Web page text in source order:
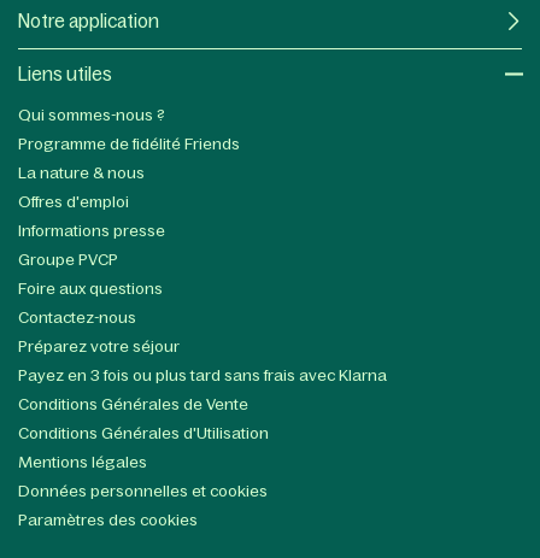
Notre application
Liens utiles​
Qui sommes-nous ?
Programme de fidélité Friends
La nature & nous
Offres d'emploi
Informations presse
Groupe PVCP
Foire aux questions
Contactez-nous
Préparez votre séjour
Payez en 3 fois ou plus tard sans frais avec Klarna
Conditions Générales de Vente
Conditions Générales d'Utilisation
Mentions légales
Données personnelles et cookies
Paramètres des cookies